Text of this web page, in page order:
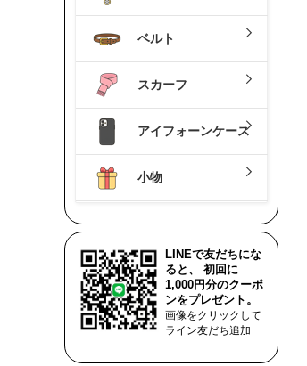
ベルト
スカーフ
アイフォーンケース
小物
LINEで友だちにな
ると、 初回に
1,000円分のクーポ
ンをプレゼント。
画像をクリックして
ライン友だち追加